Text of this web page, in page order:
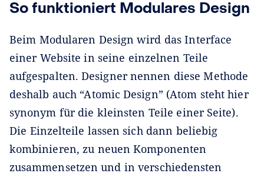
So funktioniert Modulares Design
Beim Modularen Design wird das Interface
einer Website in seine einzelnen Teile
aufgespalten. Designer nennen diese Methode
deshalb auch “Atomic Design” (Atom steht hier
synonym für die kleinsten Teile einer Seite).
Die Einzelteile lassen sich dann beliebig
kombinieren, zu neuen Komponenten
zusammensetzen und in verschiedensten